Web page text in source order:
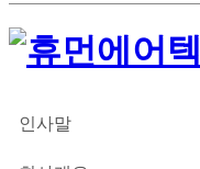
인사말